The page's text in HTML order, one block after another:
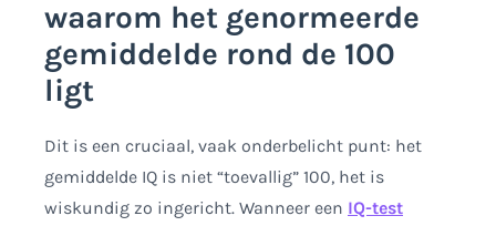
waarom het genormeerde
gemiddelde rond de 100
ligt
Dit is een cruciaal, vaak onderbelicht punt: het
gemiddelde IQ is niet “toevallig” 100, het is
wiskundig zo ingericht. Wanneer een IQ-test